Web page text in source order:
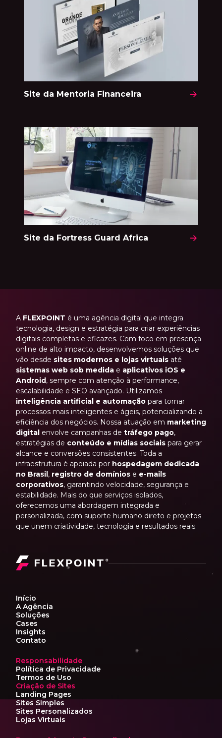
Site da Mentoria Financeira
Site da Fortress Guard Africa
A FLEXPOINT é uma agência digital que integra
tecnologia, design e estratégia para criar experiências
digitais completas e eficazes. Com foco em presença
online de alto impacto, desenvolvemos soluções que
vão desde sites modernos e lojas virtuais até
sistemas web sob medida e aplicativos iOS e
Android , sempre com atenção à performance,
escalabilidade e SEO avançado. Utilizamos
inteligência artificial e automação para tornar
processos mais inteligentes e ágeis, potencializando a
eficiência dos negócios. Nossa atuação em marketing
digital envolve campanhas de tráfego pago,
estratégias de conteúdo e mídias sociais para gerar
alcance e conversões consistentes. Toda a
infraestrutura é apoiada por hospedagem dedicada
no Brasil , registro de domínios e e-mails
corporativos, garantindo velocidade, segurança e
estabilidade. Mais do que serviços isolados,
oferecemos uma abordagem integrada e
personalizada, com suporte humano direto e projetos
que unem criatividade, tecnologia e resultados reais.
Início
A Agência
Soluções
Cases
Insights
Contato
Responsabilidade
Política de Privacidade
Termos de Uso
Criação de Sites
Landing Pages
Sites Simples
Sites Personalizados
Lojas Virtuais